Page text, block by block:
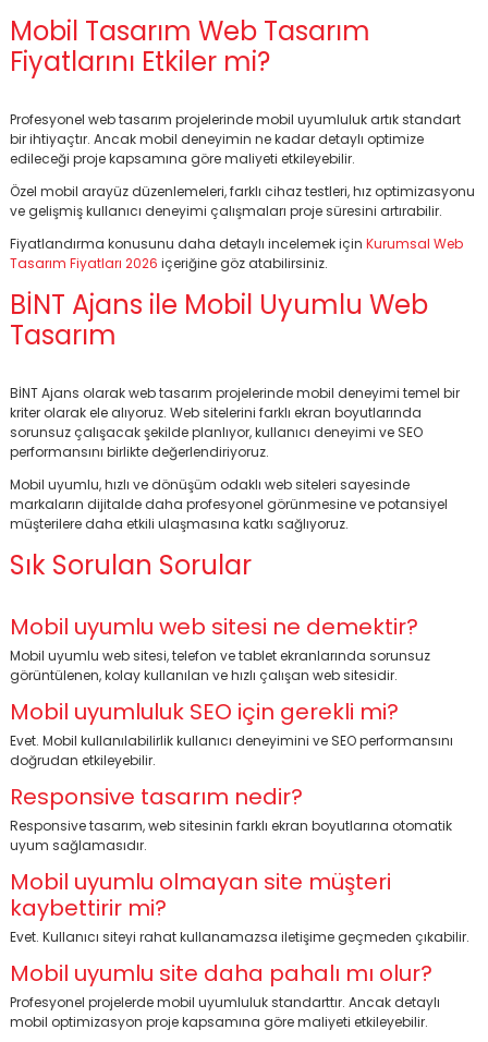
Mobil Tasarım Web Tasarım
Fiyatlarını Etkiler mi?
Profesyonel web tasarım projelerinde mobil uyumluluk artık standart
bir ihtiyaçtır. Ancak mobil deneyimin ne kadar detaylı optimize
edileceği proje kapsamına göre maliyeti etkileyebilir.
Özel mobil arayüz düzenlemeleri, farklı cihaz testleri, hız optimizasyonu
ve gelişmiş kullanıcı deneyimi çalışmaları proje süresini artırabilir.
Fiyatlandırma konusunu daha detaylı incelemek için Kurumsal Web
Tasarım Fiyatları 2026 içeriğine göz atabilirsiniz.
BİNT Ajans ile Mobil Uyumlu Web
Tasarım
BİNT Ajans olarak web tasarım projelerinde mobil deneyimi temel bir
kriter olarak ele alıyoruz. Web sitelerini farklı ekran boyutlarında
sorunsuz çalışacak şekilde planlıyor, kullanıcı deneyimi ve SEO
performansını birlikte değerlendiriyoruz.
Mobil uyumlu, hızlı ve dönüşüm odaklı web siteleri sayesinde
markaların dijitalde daha profesyonel görünmesine ve potansiyel
müşterilere daha etkili ulaşmasına katkı sağlıyoruz.
Sık Sorulan Sorular
Mobil uyumlu web sitesi ne demektir?
Mobil uyumlu web sitesi, telefon ve tablet ekranlarında sorunsuz
görüntülenen, kolay kullanılan ve hızlı çalışan web sitesidir.
Mobil uyumluluk SEO için gerekli mi?
Evet. Mobil kullanılabilirlik kullanıcı deneyimini ve SEO performansını
doğrudan etkileyebilir.
Responsive tasarım nedir?
Responsive tasarım, web sitesinin farklı ekran boyutlarına otomatik
uyum sağlamasıdır.
Mobil uyumlu olmayan site müşteri
kaybettirir mi?
Evet. Kullanıcı siteyi rahat kullanamazsa iletişime geçmeden çıkabilir.
Mobil uyumlu site daha pahalı mı olur?
Profesyonel projelerde mobil uyumluluk standarttır. Ancak detaylı
mobil optimizasyon proje kapsamına göre maliyeti etkileyebilir.